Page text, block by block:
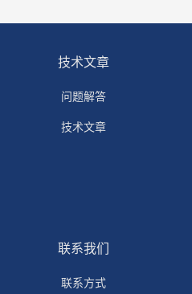
技术文章
问题解答
技术文章
联系我们
联系方式